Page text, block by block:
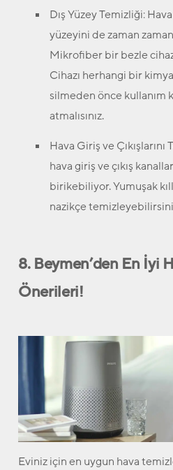
Dış Yüzey Temizliği:
yüzeyini de zaman
Mikrofiber bir bezle
Cihazı herhangi bir
silmeden önce kullanım
atmalısınız.
Hava Giriş ve
hava giriş ve çıkış
birikebiliyor. Yumuşak
nazikçe
8. Beymen’den En İyi
Önerileri!
Eviniz için en uygun hava